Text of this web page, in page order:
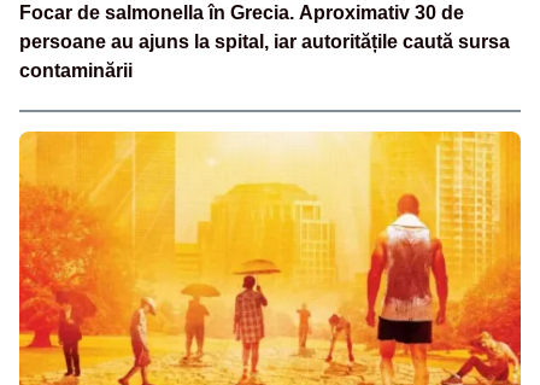
Focar de salmonella în Grecia. Aproximativ 30 de
persoane au ajuns la spital, iar autoritățile caută sursa
contaminării